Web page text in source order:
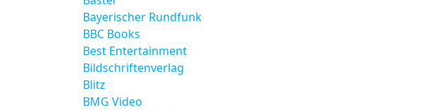
Bayerischer Rundfunk
BBC Books
Best Entertainment
Bildschriftenverlag
Blitz
BMG Video